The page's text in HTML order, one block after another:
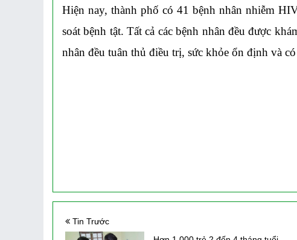
Hiện nay, thành phố có 41 bệnh nhân nhiễm
soát bệnh tật. Tất cả các bệnh nhân đều được
nhân đều tuân thủ điều trị, sức khỏe ổn định và
Tin Trước